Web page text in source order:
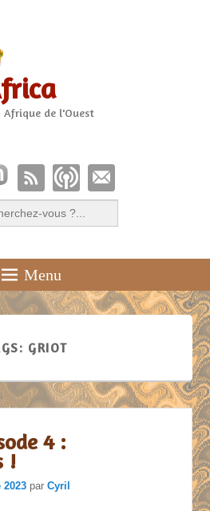
Afrique de l'Ouest
Menu
GRIOT
4 :
!
2023 parCyril